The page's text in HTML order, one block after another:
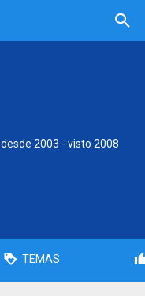
desde 2003 - visto 2008
TEMAS